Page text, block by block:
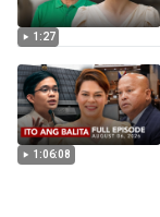
1:27
1:06:08